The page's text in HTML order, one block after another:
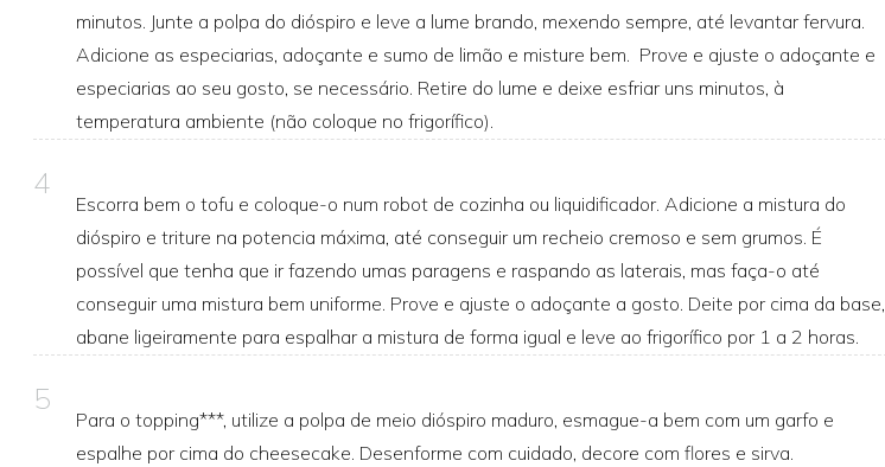
minutos. Junte a polpa do dióspiro e leve a lume brando, mexendo sempre, até levantar fervura.
Adicione as especiarias, adoçante e sumo de limão e misture bem. Prove e ajuste o adoçante e
especiarias ao seu gosto, se necessário. Retire do lume e deixe esfriar uns minutos, à
temperatura ambiente (não coloque no frigorífico).
4
Escorra bem o tofu e coloque-o num robot de cozinha ou liquidificador. Adicione a mistura do
dióspiro e triture na potencia máxima, até conseguir um recheio cremoso e sem grumos. É
possível que tenha que ir fazendo umas paragens e raspando as laterais, mas faça-o até
conseguir uma mistura bem uniforme. Prove e ajuste o adoçante a gosto. Deite por cima da base,
abane ligeiramente para espalhar a mistura de forma igual e leve ao frigorífico por 1 a 2 horas.
5
Para o topping***, utilize a polpa de meio dióspiro maduro, esmague-a bem com um garfo e
espalhe por cima do cheesecake. Desenforme com cuidado, decore com flores e sirva.